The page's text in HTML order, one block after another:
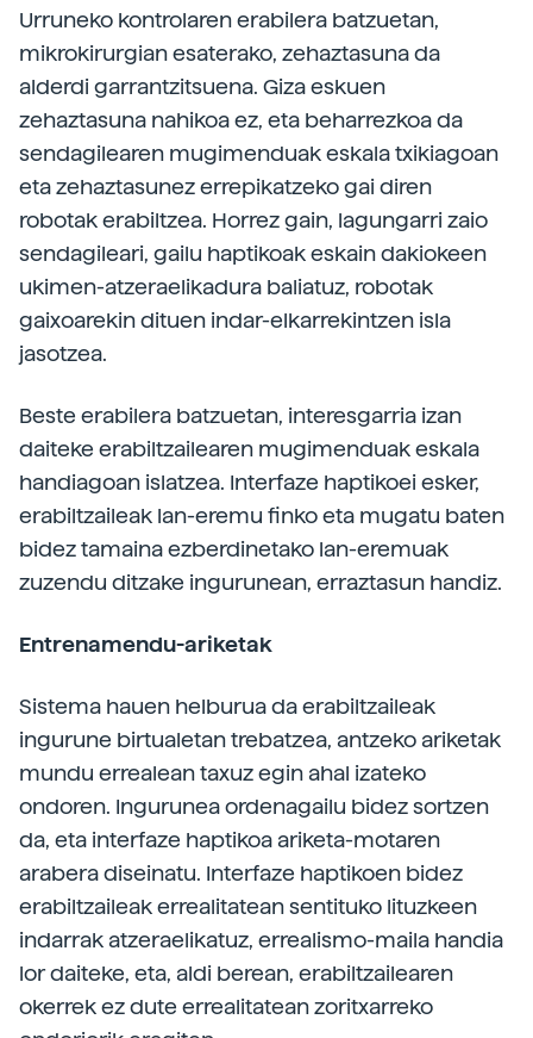
Urruneko kontrolaren erabilera batzuetan,
mikrokirurgian esaterako, zehaztasuna da
alderdi garrantzitsuena. Giza eskuen
zehaztasuna nahikoa ez, eta beharrezkoa da
sendagilearen mugimenduak eskala txikiagoan
eta zehaztasunez errepikatzeko gai diren
robotak erabiltzea. Horrez gain, lagungarri zaio
sendagileari, gailu haptikoak eskain dakiokeen
ukimen-atzeraelikadura baliatuz, robotak
gaixoarekin dituen indar-elkarrekintzen isla
jasotzea.
Beste erabilera batzuetan, interesgarria izan
daiteke erabiltzailearen mugimenduak eskala
handiagoan islatzea. Interfaze haptikoei esker,
erabiltzaileak lan-eremu finko eta mugatu baten
bidez tamaina ezberdinetako lan-eremuak
zuzendu ditzake ingurunean, erraztasun handiz.
Entrenamendu-ariketak
Sistema hauen helburua da erabiltzaileak
ingurune birtualetan trebatzea, antzeko ariketak
mundu errealean taxuz egin ahal izateko
ondoren. Ingurunea ordenagailu bidez sortzen
da, eta interfaze haptikoa ariketa-motaren
arabera diseinatu. Interfaze haptikoen bidez
erabiltzaileak errealitatean sentituko lituzkeen
indarrak atzeraelikatuz, errealismo-maila handia
lor daiteke, eta, aldi berean, erabiltzailearen
okerrek ez dute errealitatean zoritxarreko